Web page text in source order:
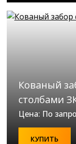
Кованый
столбами
Цена: По
КУПИТЬ